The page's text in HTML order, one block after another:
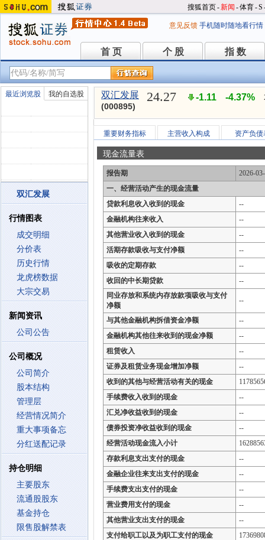
搜狐首页-新闻 -体育-S
意见反馈 手机随时随地看行情
首 页
首 页 个 股
个 股 指 数
指 数
最近浏览股 我的自选股
双汇发展
行情图表
成交明细
分价表
历史行情
龙虎榜数据
大宗交易
新闻资讯
公司公告
公司概况
公司简介
股本结构
管理层
经营情况简介
重大事项备忘
分红送配记录
持仓明细
主要股东
流通股股东
基金持仓
限售股解禁表
双汇发展
(000895)
24.27 -1.11 -4.37%
重要财务指标 主营收入构成 资产负债
现金流量表
报告期
2026-
一、经营活动产生的现金流量
贷款利息收入收到的现金
--
金融机构往来收入
--
其他营业收入收到的现金
--
活期存款吸收与支付净额
--
吸收的定期存款
--
收回的中长期贷款
--
同业存放和系统内存放款项吸收与支付
净额
--
与其他金融机构拆借资金净额
--
金融机构其他往来收到的现金净额
--
租赁收入
--
证券及租赁业务现金增加净额
--
收到的其他与经营活动有关的现金
手续费收入收到的现金
--
汇兑净收益收到的现金
--
债券投资净收益收到的现金
--
经营活动现金流入小计
存款利息支出支付的现金
--
金融企业往来支出支付的现金
--
手续费支出支付的现金
--
营业费用支付的现金
--
其他营业支出支付的现金
--
支付给职工以及为职工支付的现金